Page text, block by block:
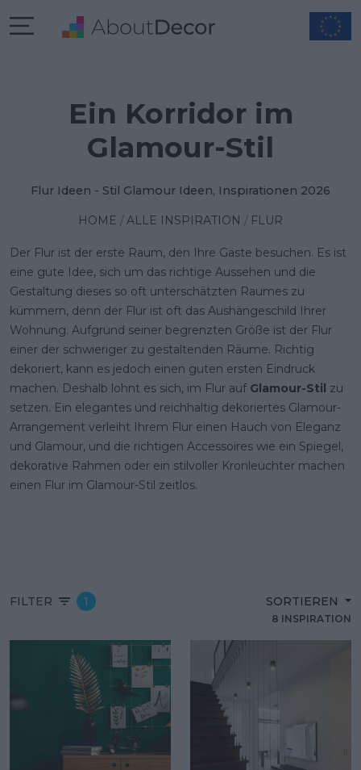
Ein Korridor im
Glamour-Stil
Flur Ideen - Stil Glamour Ideen, Inspirationen 2026
HOME ALLE INSPIRATION FLUR
Der Flur ist der erste Raum, den Ihre Gäste besuchen. Es ist
eine gute Idee, sich um das richtige Aussehen und die
Gestaltung dieses so oft unterschätzten Raumes zu
kümmern, denn der Flur ist oft das Aushängeschild Ihrer
Wohnung. Aufgrund seiner begrenzten Größe ist der Flur
einer der schwieriger zu gestaltenden Räume. Richtig
dekoriert, kann es jedoch einen guten ersten Eindruck
machen. Deshalb lohnt es sich, im Flur auf Glamour-Stil zu
setzen. Ein elegantes und reichhaltig dekoriertes Glamour-
Arrangement verleiht Ihrem Flur einen Hauch von Eleganz
und Glamour, und die richtigen Accessoires wie ein Spiegel,
dekorative Rahmen oder ein stilvoller Kronleuchter machen
einen Flur im Glamour-Stil zeitlos.
FILTER 1 SORTIEREN
8 INSPIRATION